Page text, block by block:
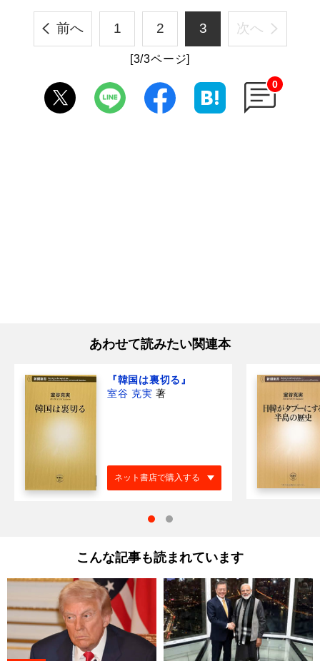
前へ 1 2 3 次へ
[3/3ページ]
0
あわせて読みたい関連本
『韓国は裏切る』
室谷 克実 著
ネット書店で購入する
こんな記事も読まれています